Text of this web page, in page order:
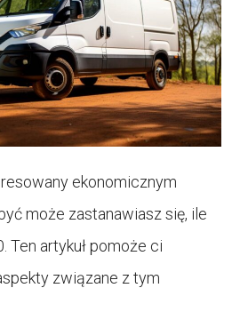
ekonomicznym
może zastanawiasz się, ile
Ten artykuł pomoże ci
związane z tym